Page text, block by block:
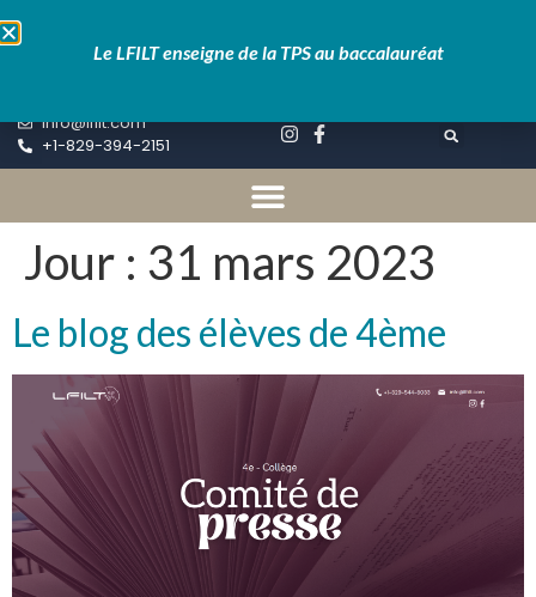
EducartablePronote
info@lfilt.com
+1-829-394-2151
Jour : 31 mars 2023
Le blog des élèves de 4ème
Le LFILT enseigne de la TPS au baccalauréat